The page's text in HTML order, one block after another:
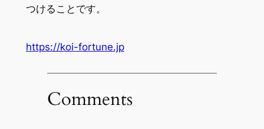
つけることです。
https://koi-fortune.jp
Comments